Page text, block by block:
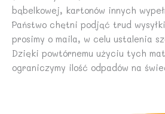
bąbelkowej, kartonów innych
Państwo chętni podjąć trud
prosimy o maila, w celu ustalenia
Dzięki powtórnemu użyciu tych
ograniczymy ilość odpadów na